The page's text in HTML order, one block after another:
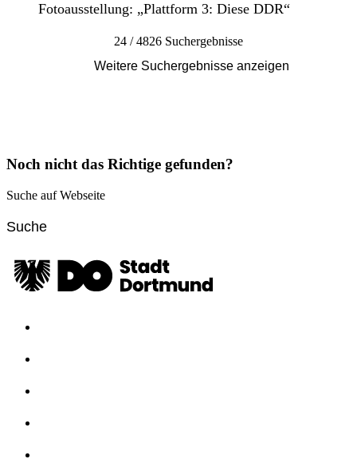
Fotoausstellung: „Plattform 3: Diese DDR“
24 / 4826 Suchergebnisse
Weitere Suchergebnisse anzeigen
Noch nicht das Richtige gefunden?
Suche auf Webseite